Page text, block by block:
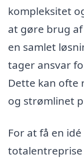
kompleksitet
at gøre brug
en samlet
tager ansvar
Dette kan ofte
og strømlinet
For at få en